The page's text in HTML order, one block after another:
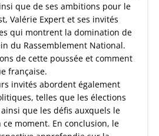
que de ses ambitions pour le
Valérie Expert et ses invités
qui montrent la domination de
du Rassemblement National.
de cette poussée et comment
française.
invités abordent également
telles que les élections
que les défis auxquels le
moment. En conclusion, le